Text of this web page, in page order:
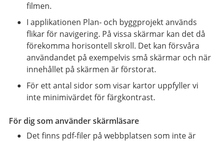
filmen.
I applikationen Plan- och byggprojekt används
flikar för navigering. På vissa skärmar kan det då
förekomma horisontell skroll. Det kan försvåra
användandet på exempelvis små skärmar och när
innehållet på skärmen är förstorat.
För ett antal sidor som visar kartor uppfyller vi
inte minimivärdet för färgkontrast.
För dig som använder skärmläsare
Det finns pdf-filer på webbplatsen som inte är